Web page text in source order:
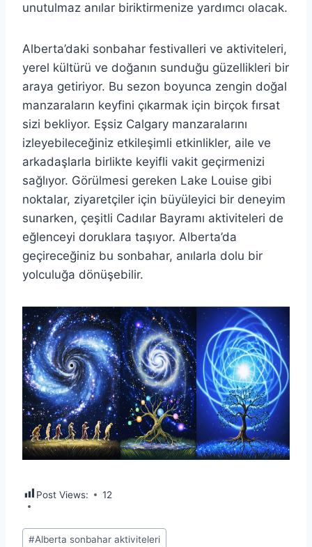
unutulmaz anılar biriktirmenize yardımcı olacak.
Alberta’daki sonbahar festivalleri ve aktiviteleri,
yerel kültürü ve doğanın sunduğu güzellikleri bir
araya getiriyor. Bu sezon boyunca zengin doğal
manzaraların keyfini çıkarmak için birçok fırsat
sizi bekliyor. Eşsiz Calgary manzaralarını
izleyebileceğiniz etkileşimli etkinlikler, aile ve
arkadaşlarla birlikte keyifli vakit geçirmenizi
sağlıyor. Görülmesi gereken Lake Louise gibi
noktalar, ziyaretçiler için büyüleyici bir deneyim
sunarken, çeşitli Cadılar Bayramı aktiviteleri de
eğlenceyi doruklara taşıyor. Alberta’da
geçireceğiniz bu sonbahar, anılarla dolu bir
yolculuğa dönüşebilir.
Post Views: 12
Post
#Alberta sonbahar aktiviteleri